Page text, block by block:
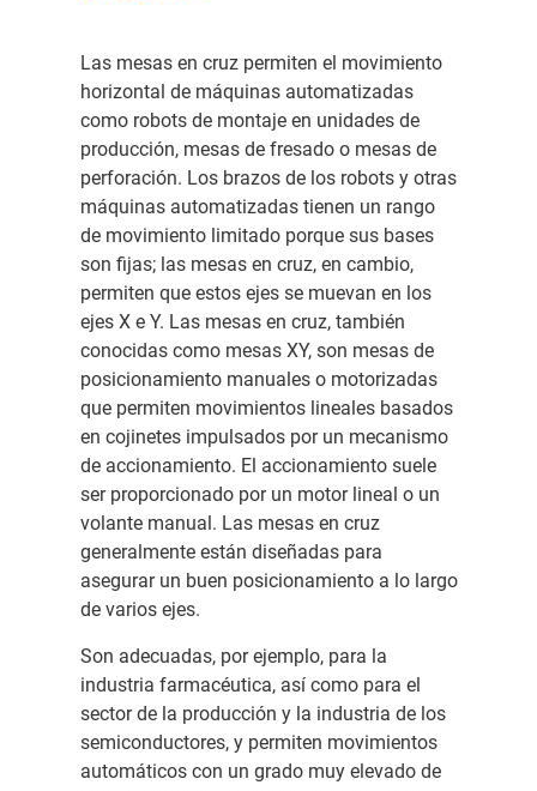
Las mesas en cruz permiten el movimiento
horizontal de máquinas automatizadas
como robots de montaje en unidades de
producción, mesas de fresado o mesas de
perforación. Los brazos de los robots y otras
máquinas automatizadas tienen un rango
de movimiento limitado porque sus bases
son fijas; las mesas en cruz, en cambio,
permiten que estos ejes se muevan en los
ejes X e Y. Las mesas en cruz, también
conocidas como mesas XY, son mesas de
posicionamiento manuales o motorizadas
que permiten movimientos lineales basados
en cojinetes impulsados por un mecanismo
de accionamiento. El accionamiento suele
ser proporcionado por un motor lineal o un
volante manual. Las mesas en cruz
generalmente están diseñadas para
asegurar un buen posicionamiento a lo largo
de varios ejes.
Son adecuadas, por ejemplo, para la
industria farmacéutica, así como para el
sector de la producción y la industria de los
semiconductores, y permiten movimientos
automáticos con un grado muy elevado de